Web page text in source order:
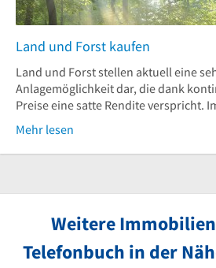
Land und Forst kaufen
Land und Forst stellen aktuell eine
Anlagemöglichkeit dar, die dank
Preise eine satte Rendite verspricht.
Mehr lesen
Weitere
Telefonbuch in der